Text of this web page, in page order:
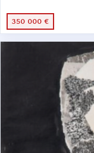
350 000 €